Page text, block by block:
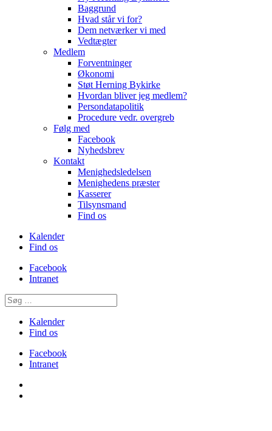
Baggrund
Hvad står vi for?
Dem netværker vi med
Vedtægter
Medlem
Forventninger
Økonomi
Støt Herning Bykirke
Hvordan bliver jeg medlem?
Persondatapolitik
Procedure vedr. overgreb
Følg med
Facebook
Nyhedsbrev
Kontakt
Menighedsledelsen
Menighedens præster
Kasserer
Tilsynsmand
Find os
Kalender
Find os
Facebook
Intranet
Kalender
Find os
Facebook
Intranet